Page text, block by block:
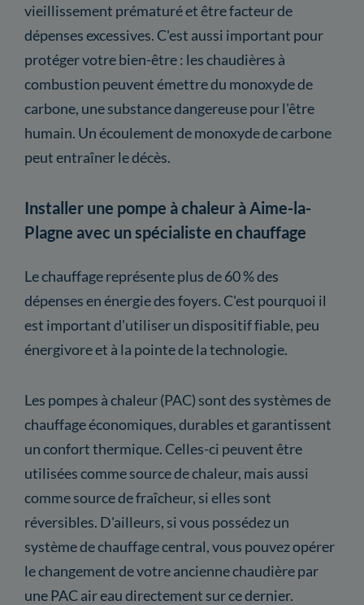
vieillissement prématuré et être facteur de
dépenses excessives. C'est aussi important pour
protéger votre bien-être : les chaudières à
combustion peuvent émettre du monoxyde de
carbone, une substance dangereuse pour l'être
humain. Un écoulement de monoxyde de carbone
peut entraîner le décès.
Installer une pompe à chaleur à Aime-la-
Plagne avec un spécialiste en chauffage
Le chauffage représente plus de 60 % des
dépenses en énergie des foyers. C'est pourquoi il
est important d'utiliser un dispositif fiable, peu
énergivore et à la pointe de la technologie.
Les pompes à chaleur (PAC) sont des systèmes de
chauffage économiques, durables et garantissent
un confort thermique. Celles-ci peuvent être
utilisées comme source de chaleur, mais aussi
comme source de fraîcheur, si elles sont
réversibles. D'ailleurs, si vous possédez un
système de chauffage central, vous pouvez opérer
le changement de votre ancienne chaudière par
une PAC air eau directement sur ce dernier.